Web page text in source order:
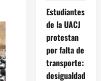
Estudiantes
de la UACJ
protestan
por falta de
transporte:
desigualdad